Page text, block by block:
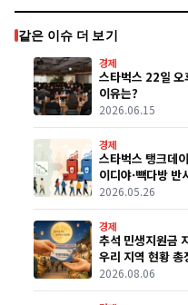
같은 이슈 더 보기
경제
스타벅스 22일 오
이유는?
2026.06.15
경제
스타벅스 탱크데
이디야·빽다방 반
2026.05.26
경제
추석 민생지원금
우리 지역 현황 총
2026.08.06